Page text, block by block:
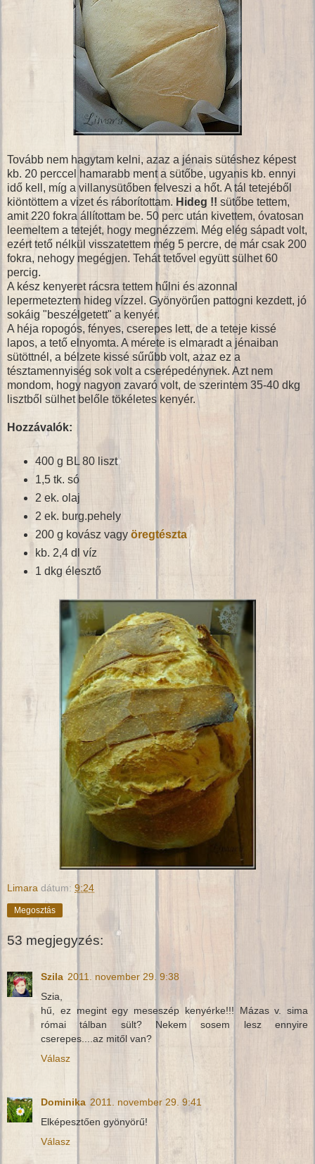
Tovább nem hagytam kelni, azaz a jénais sütéshez képest
kb. 20 perccel hamarabb ment a sütőbe, ugyanis kb. ennyi
idő kell, míg a villanysütőben felveszi a hőt. A tál tetejéből
kiöntöttem a vizet és ráborítottam. Hideg !! sütőbe tettem,
amit 220 fokra állítottam be. 50 perc után kivettem, óvatosan
leemeltem a tetejét, hogy megnézzem. Még elég sápadt volt,
ezért tető nélkül visszatettem még 5 percre, de már csak 200
fokra, nehogy megégjen. Tehát tetővel együtt sülhet 60
percig.
A kész kenyeret rácsra tettem hűlni és azonnal
lepermeteztem hideg vízzel. Gyönyörűen pattogni kezdett, jó
sokáig "beszélgetett" a kenyér.
A héja ropogós, fényes, cserepes lett, de a teteje kissé
lapos, a tető elnyomta. A mérete is elmaradt a jénaiban
sütöttnél, a bélzete kissé sűrűbb volt, azaz ez a
tésztamennyiség sok volt a cserépedénynek. Azt nem
mondom, hogy nagyon zavaró volt, de szerintem 35-40 dkg
lisztből sülhet belőle tökéletes kenyér.
Hozzávalók:
400 g BL 80 liszt
1,5 tk. só
2 ek. olaj
2 ek. burg.pehely
200 g kovász vagy öregtészta
kb. 2,4 dl víz
1 dkg élesztő
Limara dátum: 9:24
Megosztás
53 megjegyzés:
Szila 2011. november 29. 9:38
Szia,
hű, ez megint egy meseszép kenyérke!!! Mázas v. sima
római tálban sült? Nekem sosem lesz ennyire
cserepes....az mitől van?
Válasz
Dominika 2011. november 29. 9:41
Elképesztően gyönyörű!
Válasz